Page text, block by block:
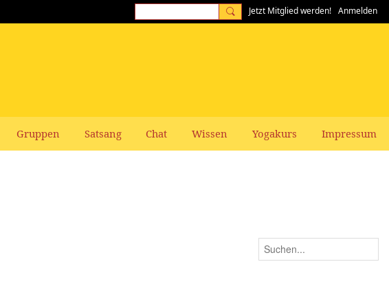
Jetzt Mitglied werden! Anmelden
Gruppen Satsang Chat Wissen Yogakurs Impressum